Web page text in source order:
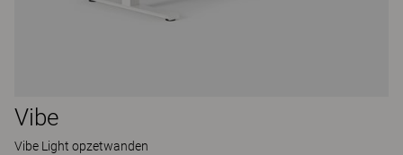
Vibe
Vibe Light opzetwanden